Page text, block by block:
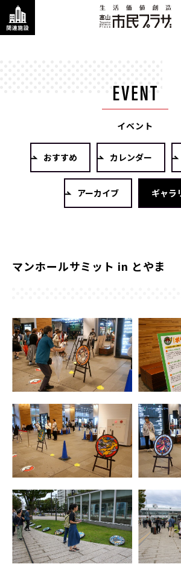
イベント
おすすめ カレンダー
アーカイブ ギャラ
マンホールサミット in とやま